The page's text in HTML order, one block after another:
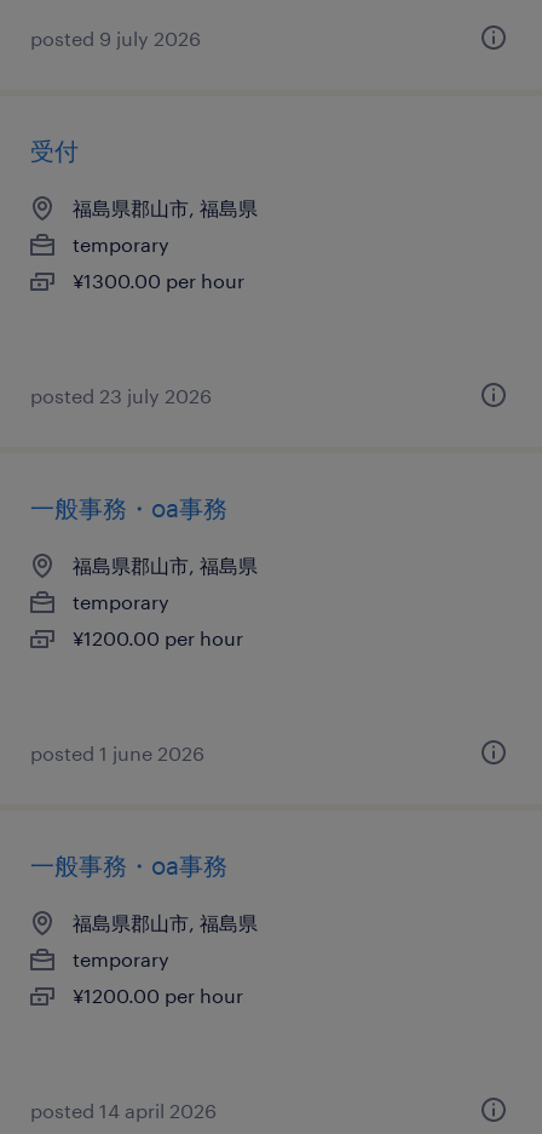
posted 9 july 2026
受付
福島県郡山市, 福島県
temporary
¥1300.00 per hour
posted 23 july 2026
一般事務・oa事務
福島県郡山市, 福島県
temporary
¥1200.00 per hour
posted 1 june 2026
一般事務・oa事務
福島県郡山市, 福島県
temporary
¥1200.00 per hour
posted 14 april 2026